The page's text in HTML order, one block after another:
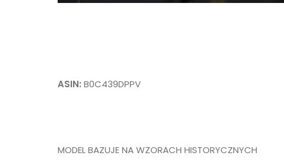
ASIN: B0C439DPPV
MODEL BAZUJE NA WZORACH HISTORYCZNYCH